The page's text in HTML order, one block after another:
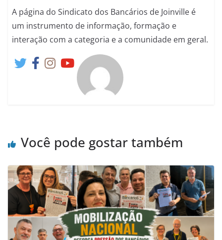
A página do Sindicato dos Bancários de Joinville é
um instrumento de informação, formação e
interação com a categoria e a comunidade em geral.
Você pode gostar também